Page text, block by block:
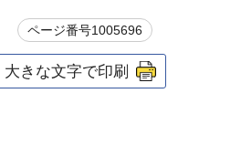
ページ番号1005696
大きな文字で印刷